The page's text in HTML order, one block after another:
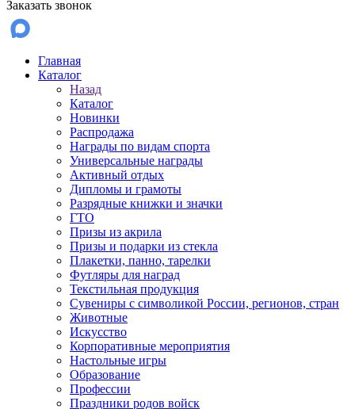
Заказать звонок
Главная
Каталог
Назад
Каталог
Новинки
Распродажа
Награды по видам спорта
Универсальные награды
Активный отдых
Дипломы и грамоты
Разрядные книжки и значки
ГТО
Призы из акрила
Призы и подарки из стекла
Плакетки, панно, тарелки
Футляры для наград
Текстильная продукция
Сувениры с символикой России, регионов, стран
Животные
Искусство
Корпоративные мероприятия
Настольные игры
Образование
Профессии
Праздники родов войск